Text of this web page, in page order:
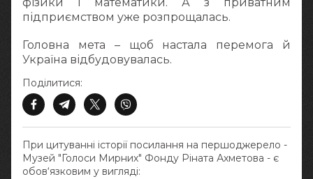
підприємством уже розпрощалась.
Головна мета – щоб настала перемога й
Україна відбудовувалась.
При цитуванні історії посилання на першоджерело -
Музей "Голоси Мирних" Фонду Ріната Ахметова - є
обов‘язковим у вигляді:
Поділитися: